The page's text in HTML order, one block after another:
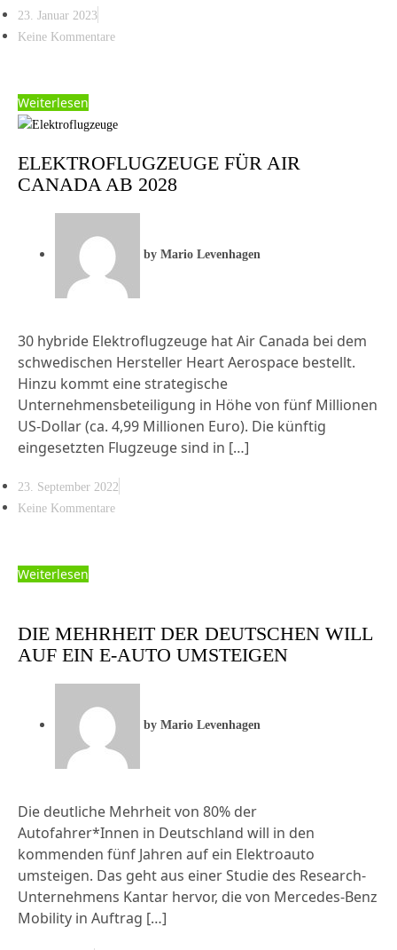
23. Januar 2023
Keine Kommentare
Weiterlesen
ELEKTROFLUGZEUGE FÜR AIR
CANADA AB 2028
by Mario Levenhagen
30 hybride Elektroflugzeuge hat Air Canada bei dem
schwedischen Hersteller Heart Aerospace bestellt.
Hinzu kommt eine strategische
Unternehmensbeteiligung in Höhe von fünf Millionen
US-Dollar (ca. 4,99 Millionen Euro). Die künftig
eingesetzten Flugzeuge sind in […]
23. September 2022
Keine Kommentare
Weiterlesen
DIE MEHRHEIT DER DEUTSCHEN WILL
AUF EIN E-AUTO UMSTEIGEN
by Mario Levenhagen
Die deutliche Mehrheit von 80% der
Autofahrer*Innen in Deutschland will in den
kommenden fünf Jahren auf ein Elektroauto
umsteigen. Das geht aus einer Studie des Research-
Unternehmens Kantar hervor, die von Mercedes-Benz
Mobility in Auftrag […]